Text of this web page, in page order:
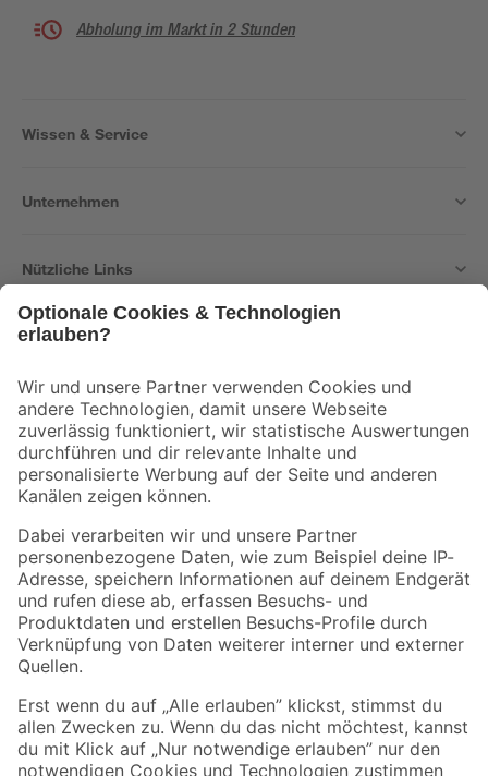
Abholung im Markt in 2 Stunden
Wissen & Service
Unternehmen
Nützliche Links
Der toom Newsletter: Keine Angebote und Aktionen mehr verpassen!
Zur Newsletter Anmeldung
Folge uns
Zahlungsarten Versandarten
Sicher einkaufen
Jetzt die toom-App herunterladen